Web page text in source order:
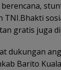
TNI.Bhakti
gratis juga
dukungan
Barito